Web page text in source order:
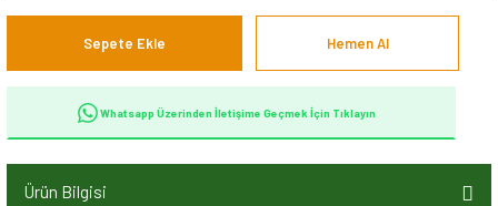
Sepete Ekle Hemen Al
Whatsapp Üzerinden İletişime Geçmek İçin Tıklayın
Ürün Bilgisi